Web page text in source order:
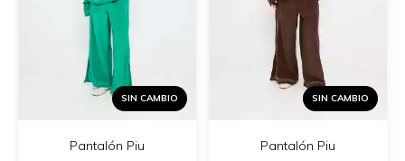
SIN CAMBIO
Pantalón Piu
SIN CAMBIO
Pantalón Piu